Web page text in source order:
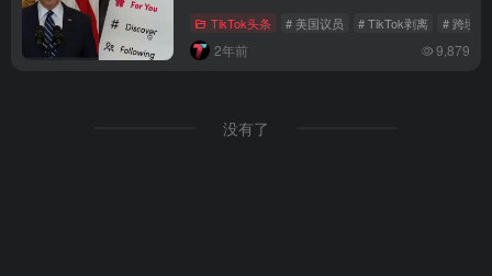
TikTok头条 # 美国议员 # TikTok剥离 # 跨境电
2年前 9,879
没有了